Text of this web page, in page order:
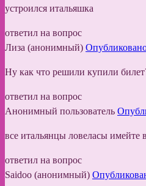
устроился итальяшка
ответил на вопрос
Лиза (анонимный)
Ну как что решили купили
ответил на вопрос
Анонимный пользователь
все итальянцы ловеласы имейте
ответил на вопрос
Saidoo (анонимный)